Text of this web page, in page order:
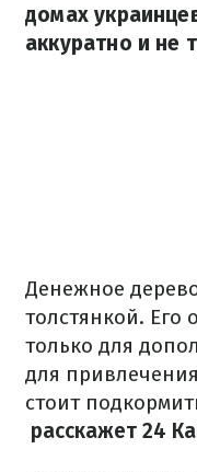
домах
аккуратно и не
Денежное
толстянкой. Его
только для
для
стоит
расскажет 24